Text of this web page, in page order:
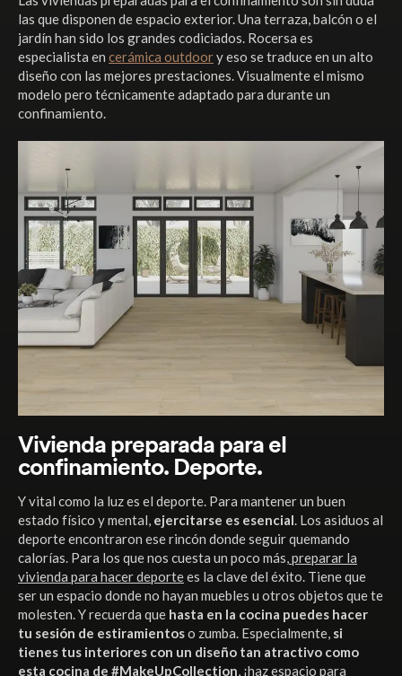
las que disponen de espacio exterior. Una terraza, balcón o el
jardín han sido los grandes codiciados. Rocersa es
especialista en cerámica outdoory eso se traduce en un alto
diseño con las mejores prestaciones. Visualmente el mismo
modelo pero técnicamente adaptado para durante un
confinamiento.
Vivienda preparada para el
confinamiento. Deporte.
Y vital como la luz es el deporte. Para mantener un buen
estado físico y mental, ejercitarse es esencial. Los asiduos al
deporte encontraron ese rincón donde seguir quemando
calorías. Para los que nos cuesta un poco más,preparar la
vivienda para hacer deportees la clave del éxito. Tiene que
ser un espacio donde no hayan muebles u otros objetos que te
molesten. Y recuerda que hasta en la cocina puedes hacer
tu sesión de estiramientoso zumba. Especialmente, si
tienes tus interiores con un diseño tan atractivo como
esta cocina de #MakeUpCollection, ¡haz espacio para